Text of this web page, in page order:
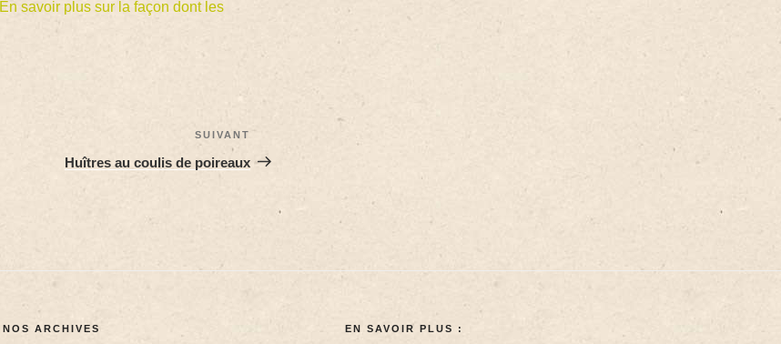
En savoir plus sur la façon dont les
SUIVANT
Huîtres au coulis de poireaux
NOS ARCHIVES EN SAVOIR PLUS :